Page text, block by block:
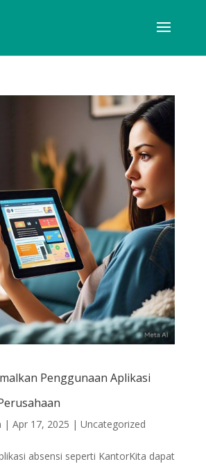
Penggunaan Aplikasi
| Apr 17, 2025 | Uncategorized
absensi seperti KantorKita dapat